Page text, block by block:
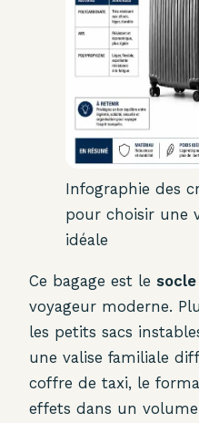
Infographie des
pour choisir une
idéale
Ce bagage est le socle
voyageur moderne.
les petits sacs
une valise familiale
coffre de taxi, le
effets dans un